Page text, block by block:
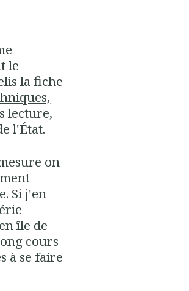
le
la fiche
lecture,
l'État.
on
Si j'en
en île de
cours
à se faire